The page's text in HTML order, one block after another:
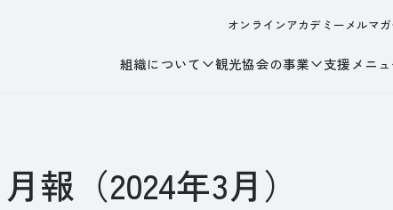
オンラインアカデミーメルマ
組織について 観光協会の事業 支援メニュ
報（2024年3月）